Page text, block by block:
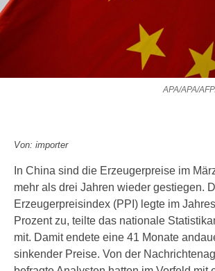
APA/APA/
Von: importer
In China sind die Erzeugerpreise im
mehr als drei Jahren wieder gestiegen.
Erzeugerpreisindex (PPI) legte im
Prozent zu, teilte das nationale
mit. Damit endete eine 41 Monate
sinkender Preise. Von der